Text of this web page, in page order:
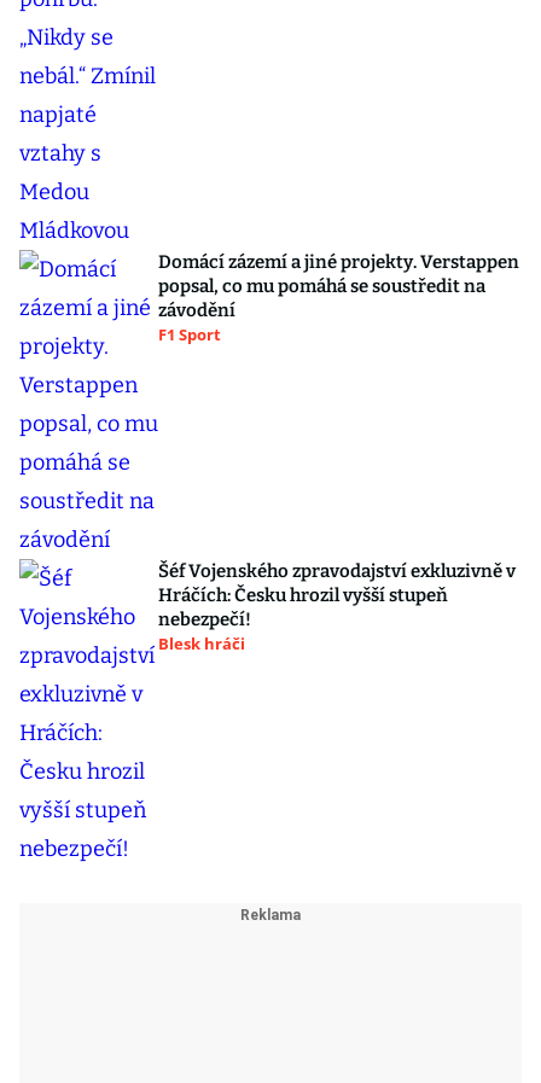
Domácí zázemí a jiné projekty. Verstappen
popsal, co mu pomáhá se soustředit na
závodění
F1 Sport
Šéf Vojenského zpravodajství exkluzivně v
Hráčích: Česku hrozil vyšší stupeň
nebezpečí!
Blesk hráči